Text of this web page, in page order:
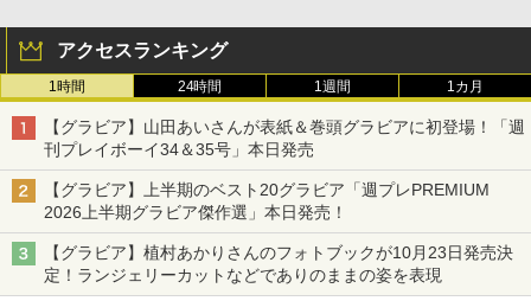
アクセスランキング
1時間 24時間 1週間 1カ月
【グラビア】山田あいさんが表紙＆巻頭グラビアに初登場！「週
刊プレイボーイ34＆35号」本日発売
【グラビア】上半期のベスト20グラビア「週プレPREMIUM
2026上半期グラビア傑作選」本日発売！
【グラビア】植村あかりさんのフォトブックが10月23日発売決
定！ランジェリーカットなどでありのままの姿を表現